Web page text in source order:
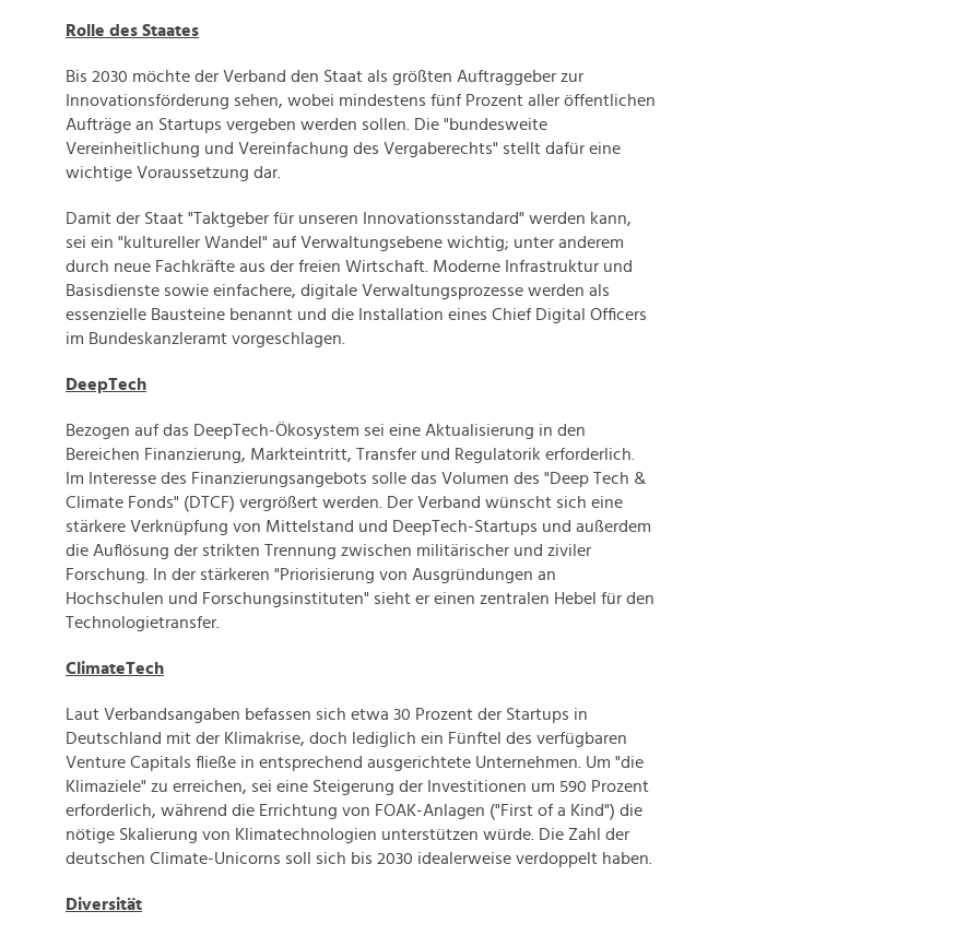
Rolle des Staates
Bis 2030 möchte der Verband den Staat als größten Auftraggeber zur
Innovationsförderung sehen, wobei mindestens fünf Prozent aller öffentlichen
Aufträge an Startups vergeben werden sollen. Die "bundesweite
Vereinheitlichung und Vereinfachung des Vergaberechts" stellt dafür eine
wichtige Voraussetzung dar.
Damit der Staat "Taktgeber für unseren Innovationsstandard" werden kann,
sei ein "kultureller Wandel" auf Verwaltungsebene wichtig; unter anderem
durch neue Fachkräfte aus der freien Wirtschaft. Moderne Infrastruktur und
Basisdienste sowie einfachere, digitale Verwaltungsprozesse werden als
essenzielle Bausteine benannt und die Installation eines Chief Digital Officers
im Bundeskanzleramt vorgeschlagen.
DeepTech
Bezogen auf das DeepTech-Ökosystem sei eine Aktualisierung in den
Bereichen Finanzierung, Markteintritt, Transfer und Regulatorik erforderlich.
Im Interesse des Finanzierungsangebots solle das Volumen des "Deep Tech &
Climate Fonds" (DTCF) vergrößert werden. Der Verband wünscht sich eine
stärkere Verknüpfung von Mittelstand und DeepTech-Startups und außerdem
die Auflösung der strikten Trennung zwischen militärischer und ziviler
Forschung. In der stärkeren "Priorisierung von Ausgründungen an
Hochschulen und Forschungsinstituten" sieht er einen zentralen Hebel für den
Technologietransfer.
ClimateTech
Laut Verbandsangaben befassen sich etwa 30 Prozent der Startups in
Deutschland mit der Klimakrise, doch lediglich ein Fünftel des verfügbaren
Venture Capitals fließe in entsprechend ausgerichtete Unternehmen. Um "die
Klimaziele" zu erreichen, sei eine Steigerung der Investitionen um 590 Prozent
erforderlich, während die Errichtung von FOAK-Anlagen ("First of a Kind") die
nötige Skalierung von Klimatechnologien unterstützen würde. Die Zahl der
deutschen Climate-Unicorns soll sich bis 2030 idealerweise verdoppelt haben.
Diversität